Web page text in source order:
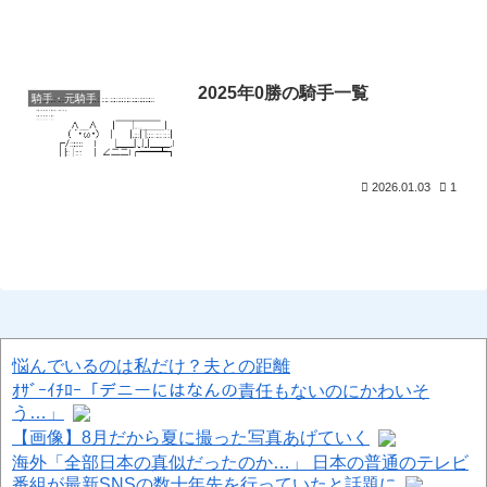
騎手・元騎手 2025年0勝の騎手一覧
2026.01.03 1
悩んでいるのは私だけ？夫との距離
ｵｻﾞｰｲﾁﾛｰ「デニーにはなんの責任もないのにかわいそ
う…」
【画像】8月だから夏に撮った写真あげていく
海外「全部日本の真似だったのか…」 日本の普通のテレビ